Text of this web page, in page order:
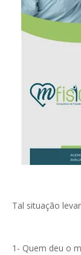
Tal situação
1- Quem deu o